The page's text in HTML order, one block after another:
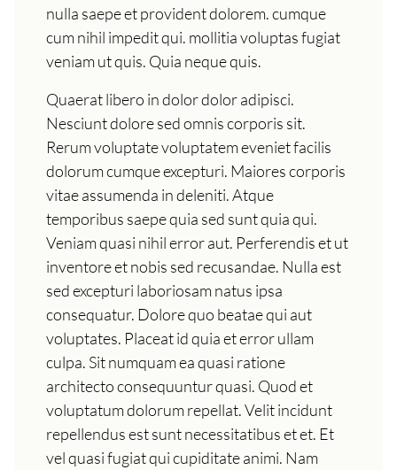
nulla saepe et provident dolorem. cumque
cum nihil impedit qui. mollitia voluptas fugiat
veniam ut quis. Quia neque quis.
Quaerat libero in dolor dolor adipisci.
Nesciunt dolore sed omnis corporis sit.
Rerum voluptate voluptatem eveniet facilis
dolorum cumque excepturi. Maiores corporis
vitae assumenda in deleniti. Atque
temporibus saepe quia sed sunt quia qui.
Veniam quasi nihil error aut. Perferendis et ut
inventore et nobis sed recusandae. Nulla est
sed excepturi laboriosam natus ipsa
consequatur. Dolore quo beatae qui aut
voluptates. Placeat id quia et error ullam
culpa. Sit numquam ea quasi ratione
architecto consequuntur quasi. Quod et
voluptatum dolorum repellat. Velit incidunt
repellendus est sunt necessitatibus et et. Et
vel quasi fugiat qui cupiditate animi. Nam